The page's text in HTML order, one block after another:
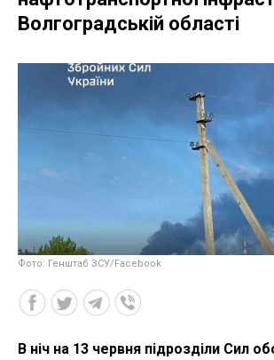
Волгоградській області
Фото: Генштаб ЗСУ/Facebook
В ніч на 13 червня підрозділи Сил